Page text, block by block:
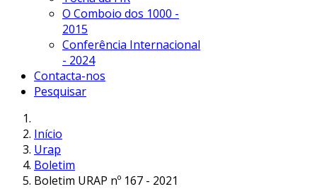
O Comboio dos 1000 -
2015
Conferência Internacional
- 2024
Contacta-nos
Pesquisar
Início
Urap
Boletim
Boletim URAP nº 167 - 2021